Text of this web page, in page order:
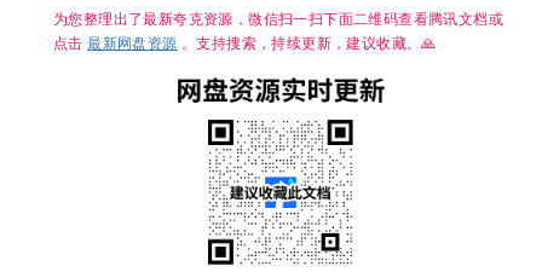
为您整理出了最新夸克资源，微信扫一扫下面二维码查看腾讯文档或
点击最新网盘资源 。支持搜索，持续更新，建议收藏。🙏